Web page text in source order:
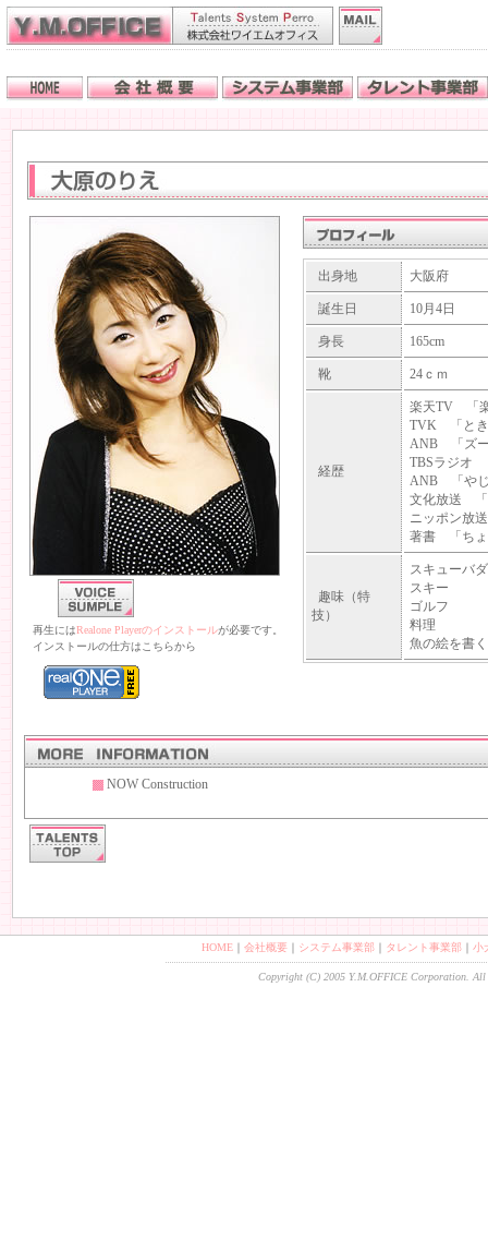
再生にはRealone Playerのインストールが必要です。
インストールの仕方はこちらから
出身地 大阪府
誕生日 10月4日
身長 165cm
靴 24ｃｍ
経歴
楽天TV 「
TVK 「とき
ANB 「ズー
TBSラジオ
ANB 「やじ
文化放送 「
ニッポン放
著書 「ちょ
趣味（特
技）
スキューバ
スキー
ゴルフ
料理
魚の絵を書
NOW Construction
HOME ｜ 会社概要 ｜ システム事業部 ｜ タレント事業部 ｜ 小
Copyright (C) 2005 Y.M.OFFICE Corporation. All